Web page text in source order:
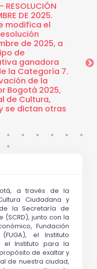
DE 2025.
modifica el
de 2025, a
de
ganadora
la Categoría 7.
de la
Bogotá 2025,
de Cultura,
se dictan otras
a través de la
Ciudadana y
la Secretaría de
(SCRD), junto con la
Fundación
el Instituto
el Instituto para la
de exaltar y
de nuestra ciudad,